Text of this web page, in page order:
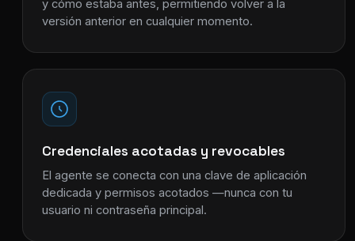
y cómo estaba antes, permitiendo volver a la
versión anterior en cualquier momento.
Credenciales acotadas y revocables
El agente se conecta con una clave de aplicación
dedicada y permisos acotados —nunca con tu
usuario ni contraseña principal.